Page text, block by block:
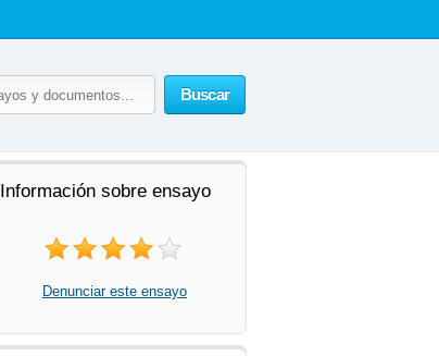
Buscar
Información sobre ensayo
Denunciar este ensayo